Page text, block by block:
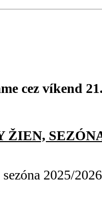
cez víkend
2025/